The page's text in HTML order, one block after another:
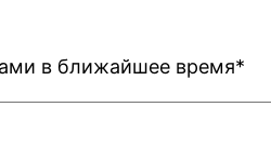
в ближайшее время*